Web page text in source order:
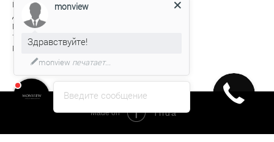
Цвет: 2
Для кого: -
Материал: пластик
Тип: ободковая
Made on Tilda
Введите сообщение
monview
Здравствуйте!
monview печатает...